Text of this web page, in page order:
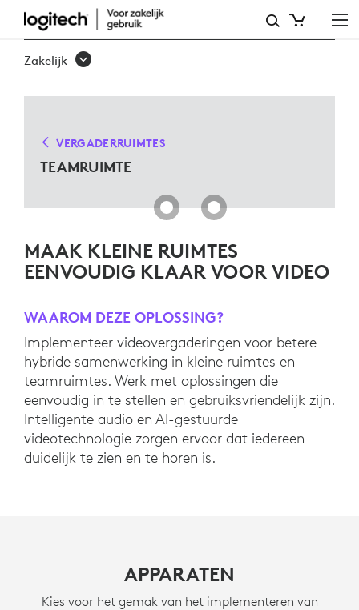
OPLOSSINGEN
VOOR
Zakelijk
VERGADERRUIMTES
TEAMRUIMTE
MAAK KLEINE RUIMTES
EENVOUDIG KLAAR VOOR VIDEO
WAAROM DEZE OPLOSSING?
Implementeer videovergaderingen voor betere
hybride samenwerking in kleine ruimtes en
teamruimtes. Werk met oplossingen die
eenvoudig in te stellen en gebruiksvriendelijk zijn.
Intelligente audio en AI-gestuurde
videotechnologie zorgen ervoor dat iedereen
duidelijk te zien en te horen is.
APPARATEN
Kies voor het gemak van het implementeren van